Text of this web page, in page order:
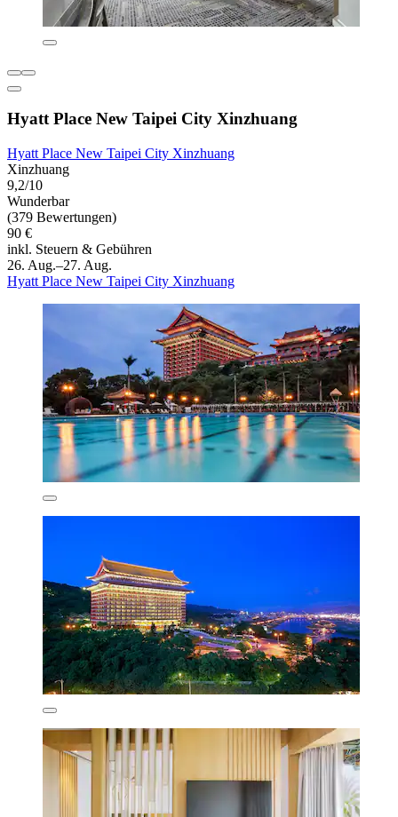
Hyatt Place New Taipei City Xinzhuang
Hyatt Place New Taipei City Xinzhuang
Xinzhuang
9,2/10
Wunderbar
(379 Bewertungen)
90 €
inkl. Steuern & Gebühren
26. Aug.–27. Aug.
Hyatt Place New Taipei City Xinzhuang